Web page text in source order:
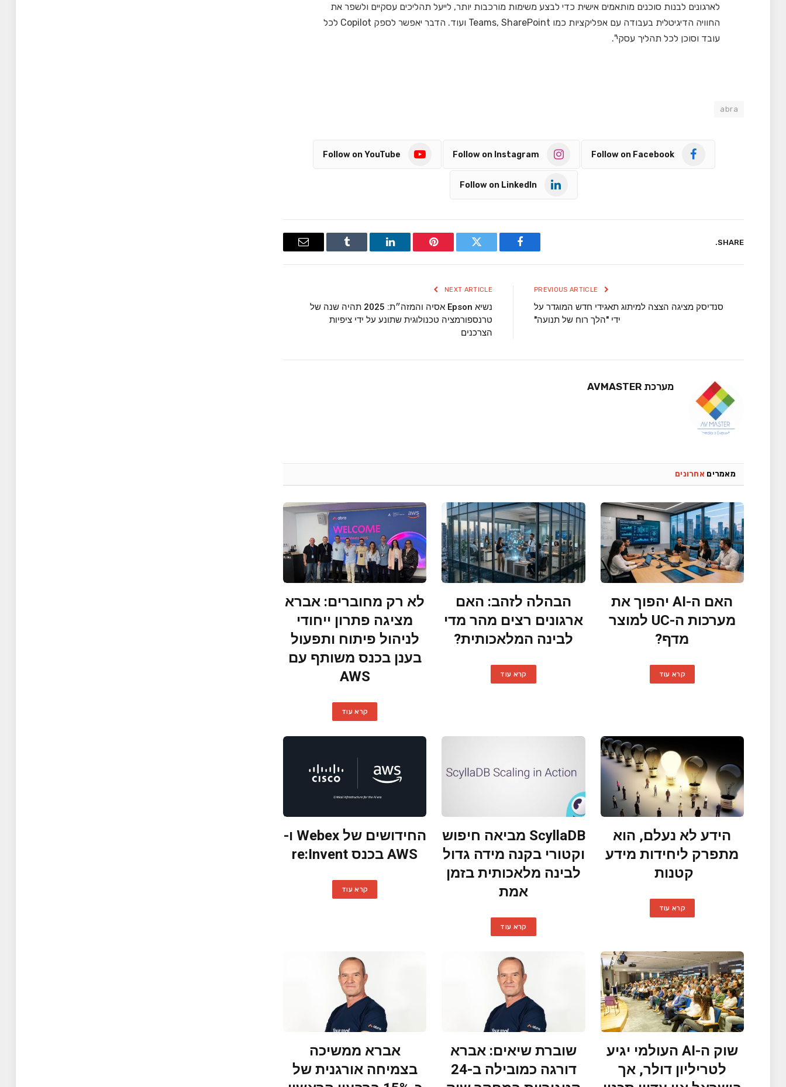
לארגונים לבנות סוכנים מותאמים אישית כדי לבצע משימות מורכבות יותר, לייעל תהליכים עסקיים ולשפר את
החוויה הדיגיטלית בעבודה עם אפליקציות כמו Teams, SharePoint ועוד. הדבר יאפשר לספק Copilot לכל
עובד וסוכן לכל תהליך עסקי".
abra
Follow on Facebook
Follow on Instagram
Follow on YouTube
Follow on LinkedIn
SHARE.
Facebook
Twitter
Pinterest
LinkedIn
Tumblr
Email
סנדיסק מציגה הצצה למיתוג תאגידי חדש המוגדר על
ידי "הלך רוח של תנועה"
NEXT ARTICLE
נשיא Epson אסיה והמזה״ת: 2025 תהיה שנה של
טרנספורמציה טכנולוגית שתונע על ידי ציפיות
הצרכנים
מערכת AVMASTER
מאמרים אחרונים
האם ה-AI יהפוך את
מערכות ה-UC למוצר
מדף?
קרא עוד
הבהלה לזהב: האם
ארגונים רצים מהר מדי
לבינה המלאכותית?
קרא עוד
לא רק מחוברים: אברא
מציגה פתרון ייחודי
לניהול פיתוח ותפעול
בענן בכנס משותף עם
AWS
קרא עוד
הידע לא נעלם, הוא
מתפרק ליחידות מידע
קטנות
קרא עוד
ScyllaDB מביאה חיפוש
וקטורי בקנה מידה גדול
לבינה מלאכותית בזמן
אמת
קרא עוד
החידושים של Webex ו-
AWS בכנס re:Invent
קרא עוד
שוק ה-AI העולמי יגיע
לטריליון דולר, אך
שוברת שיאים: אברא
דורגה כמובילה ב-24
אברא ממשיכה
בצמיחה אורגנית של